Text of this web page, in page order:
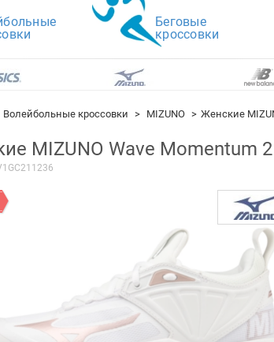
Беговые
кроссовки
Волейбольные кроссовки MIZUNO Женские
MIZUNO Wave Momentum 2